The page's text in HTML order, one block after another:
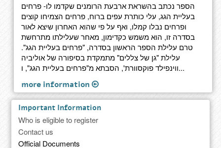
הספר נכתב בהשראת ארבעת הרומנים שקדמו לו- פרחים
בעליית הגג, עלי כותרת עפים ברוח, פרחים הצמיחו קוצים
ופרחים נבלו קמלו, ואף על פי שהוא האחרון שיצא לאור
בסדרה זו, הוא משמש כקדימון, מאחר שעלילתו מתרחשת
טרם עלילת הספר הראשון בסדרה, "פרחים בעליית הגג".
עלילת "גן של צללים" מתמקדת בסיפורה של אוליביה
ווינפילד פוקסוורת', הסבתא מ"פרחים בעליית הגג", ו...
more information
Important Information
Who is eligible to register
Contact us
Official Documents